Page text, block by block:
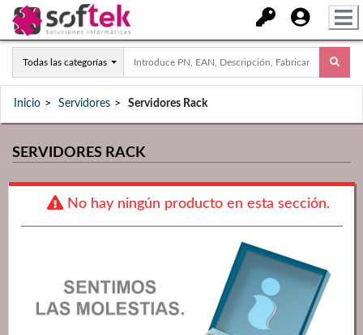
Todas las categorías
Inicio Servidores Servidores Rack
SERVIDORES RACK
No hay ningún producto en esta sección.